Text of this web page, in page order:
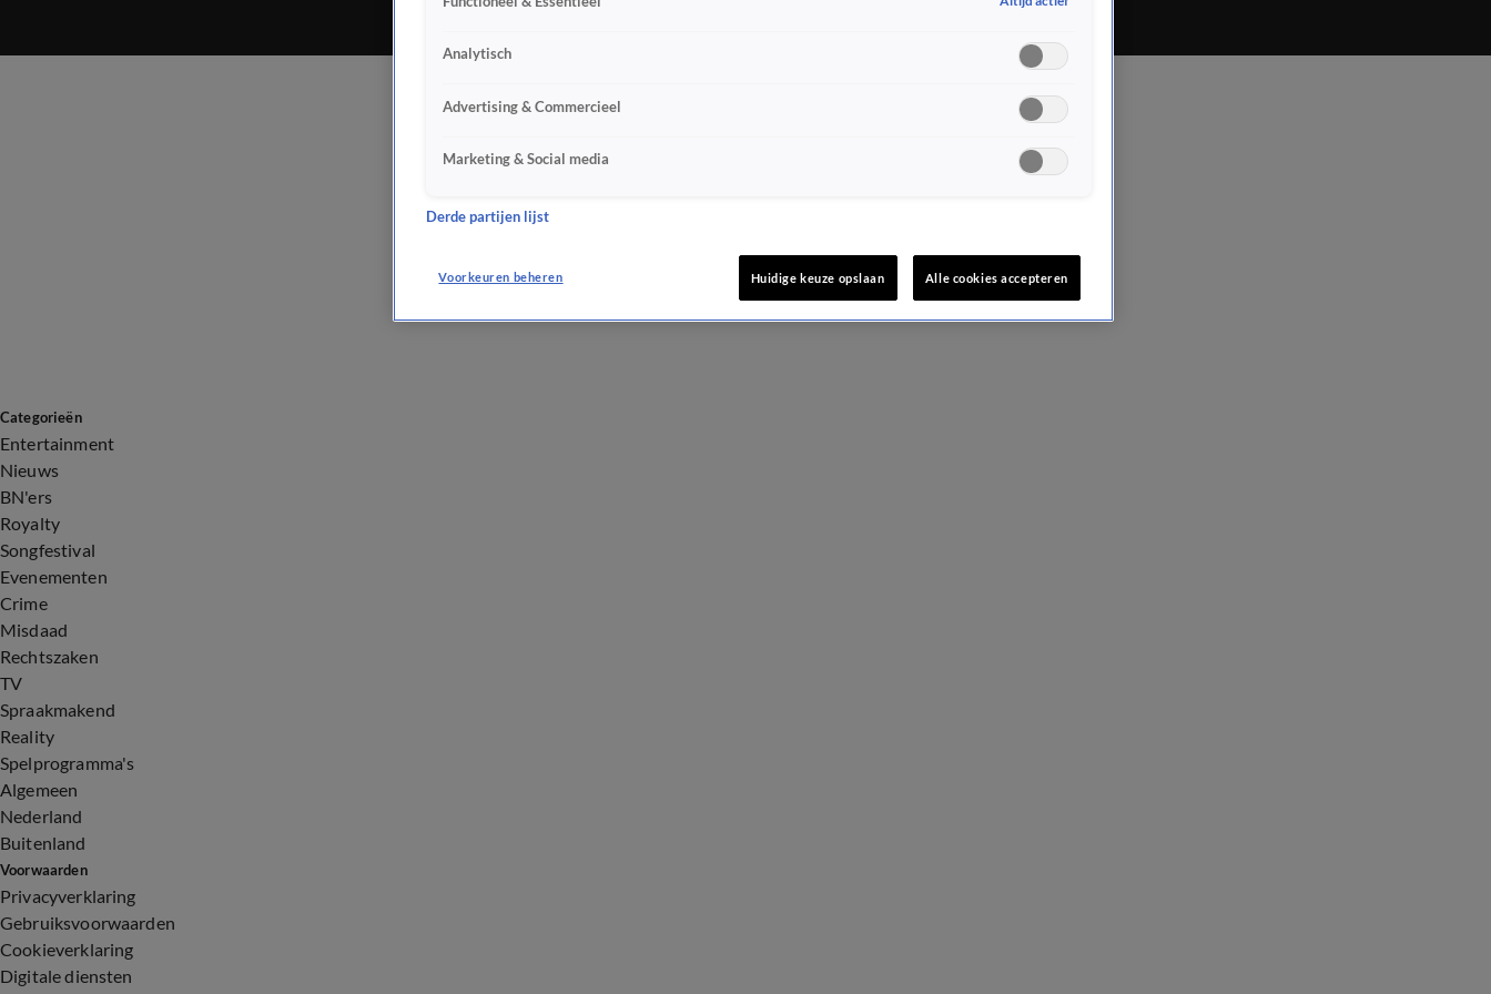
Categorieën
Entertainment
Nieuws
BN'ers
Royalty
Songfestival
Evenementen
Crime
Misdaad
Rechtszaken
TV
Spraakmakend
Reality
Spelprogramma's
Algemeen
Nederland
Buitenland
Voorwaarden
Privacyverklaring
Gebruiksvoorwaarden
Cookieverklaring
Digitale diensten
Analytisch
Advertising & Commercieel
Marketing & Social media
Derde partijen lijst
Voorkeuren beheren Huidige keuze opslaan Alle cookies accepteren